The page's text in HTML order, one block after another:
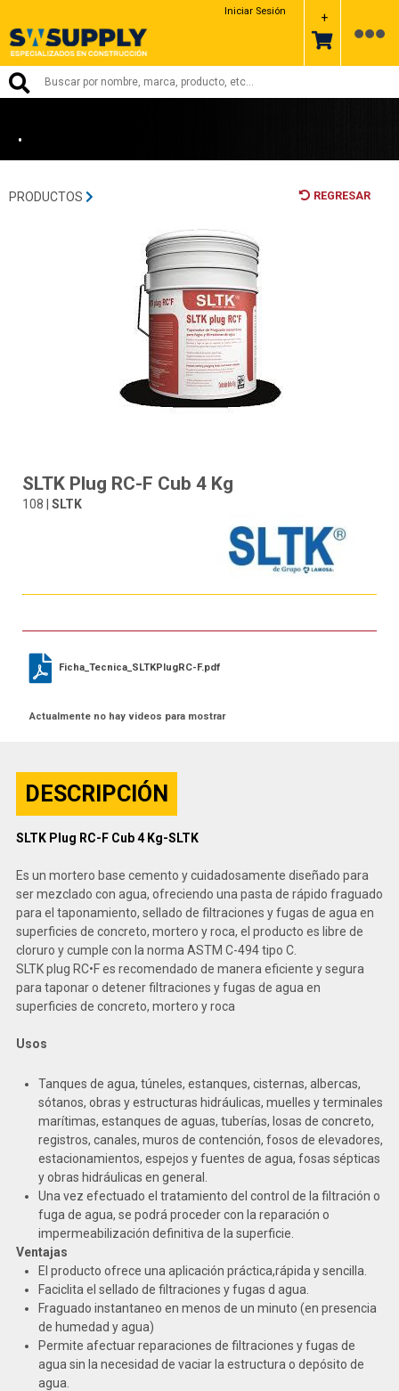
Iniciar Sesión +
•
PRODUCTOS REGRESAR
SLTK Plug RC-F Cub 4 Kg
108 | SLTK
Ficha_Tecnica_SLTKPlugRC-F.pdf
Actualmente no hay videos para mostrar
DESCRIPCIÓN
SLTK Plug RC-F Cub 4 Kg-SLTK
Es un mortero base cemento y cuidadosamente diseñado para
ser mezclado con agua, ofreciendo una pasta de rápido fraguado
para el taponamiento, sellado de filtraciones y fugas de agua en
superficies de concreto, mortero y roca, el producto es libre de
cloruro y cumple con la norma ASTM C-494 tipo C.
SLTK plug RC•F es recomendado de manera eficiente y segura
para taponar o detener filtraciones y fugas de agua en
superficies de concreto, mortero y roca
Usos
Tanques de agua, túneles, estanques, cisternas, albercas,
sótanos, obras y estructuras hidráulicas, muelles y terminales
marítimas, estanques de aguas, tuberías, losas de concreto,
registros, canales, muros de contención, fosos de elevadores,
estacionamientos, espejos y fuentes de agua, fosas sépticas
y obras hidráulicas en general.
Una vez efectuado el tratamiento del control de la filtración o
fuga de agua, se podrá proceder con la reparación o
impermeabilización definitiva de la superficie.
Ventajas
El producto ofrece una aplicación práctica,rápida y sencilla.
Faciclita el sellado de filtraciones y fugas d agua.
Fraguado instantaneo en menos de un minuto (en presencia
de humedad y agua)
Permite afectuar reparaciones de filtraciones y fugas de
agua sin la necesidad de vaciar la estructura o depósito de
agua.